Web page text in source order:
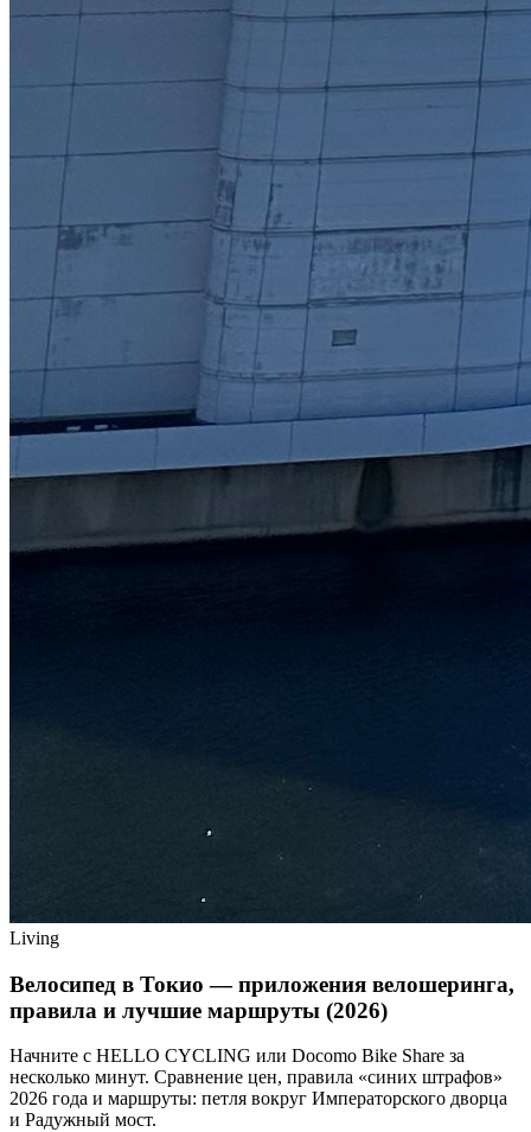
Living
Велосипед в Токио — приложения велошеринга,
правила и лучшие маршруты (2026)
Начните с HELLO CYCLING или Docomo Bike Share за
несколько минут. Сравнение цен, правила «синих штрафов»
2026 года и маршруты: петля вокруг Императорского дворца
и Радужный мост.